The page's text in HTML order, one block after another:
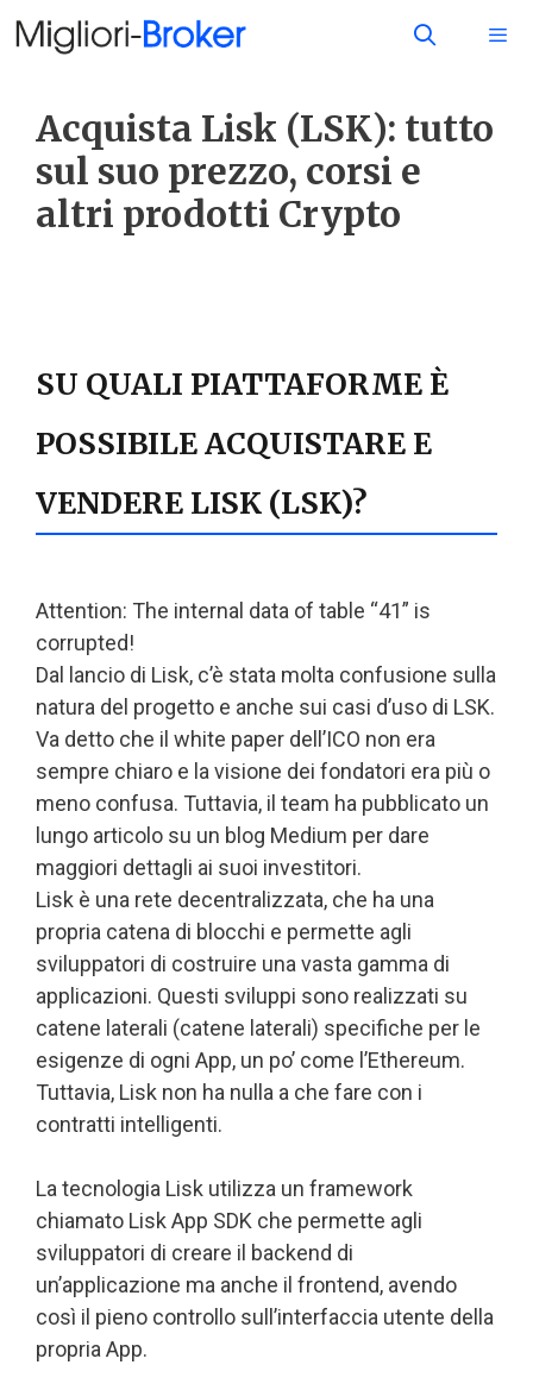
Acquista Lisk (LSK): tutto
sul suo prezzo, corsi e
altri prodotti Crypto
SU QUALI PIATTAFORME È
POSSIBILE ACQUISTARE E
VENDERE LISK (LSK)?
Attention: The internal data of table “41” is
corrupted!
Dal lancio di Lisk, c’è stata molta confusione sulla
natura del progetto e anche sui casi d’uso di LSK.
Va detto che il white paper dell’ICO non era
sempre chiaro e la visione dei fondatori era più o
meno confusa. Tuttavia, il team ha pubblicato un
lungo articolo su un blog Medium per dare
maggiori dettagli ai suoi investitori.
Lisk è una rete decentralizzata, che ha una
propria catena di blocchi e permette agli
sviluppatori di costruire una vasta gamma di
applicazioni. Questi sviluppi sono realizzati su
catene laterali (catene laterali) specifiche per le
esigenze di ogni App, un po’ come l’Ethereum.
Tuttavia, Lisk non ha nulla a che fare con i
contratti intelligenti.
La tecnologia Lisk utilizza un framework
chiamato Lisk App SDK che permette agli
sviluppatori di creare il backend di
un’applicazione ma anche il frontend, avendo
così il pieno controllo sull’interfaccia utente della
propria App.